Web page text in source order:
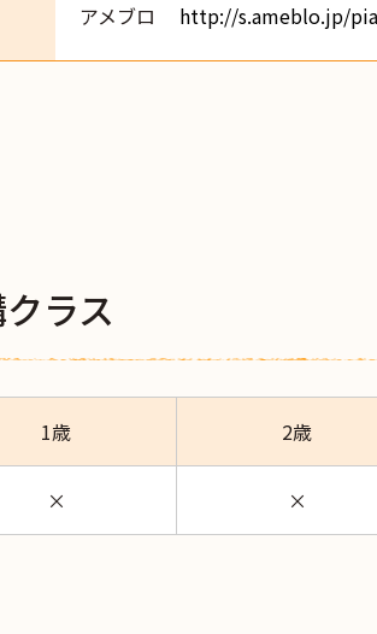
アメブロ http://s.ameblo.jp/
ラス
1歳 2歳
× ×